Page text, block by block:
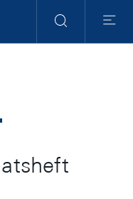
Navigation
Suche Menu